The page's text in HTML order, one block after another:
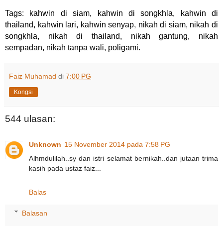
Tags: kahwin di siam, kahwin di songkhla, kahwin di
thailand, kahwin lari, kahwin senyap, nikah di siam, nikah di
songkhla, nikah di thailand, nikah gantung, nikah
sempadan, nikah tanpa wali, poligami.
Faiz Muhamad di 7:00 PG
Kongsi
544 ulasan:
Unknown 15 November 2014 pada 7:58 PG
Alhmdulilah..sy dan istri selamat bernikah..dan jutaan trima
kasih pada ustaz faiz...
Balas
Balasan